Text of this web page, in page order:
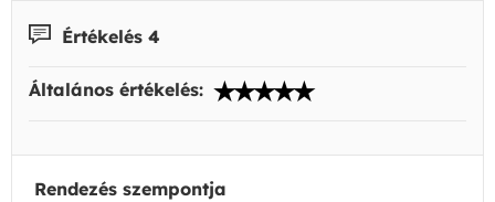
Értékelés 4
Általános értékelés:
Rendezés szempontja